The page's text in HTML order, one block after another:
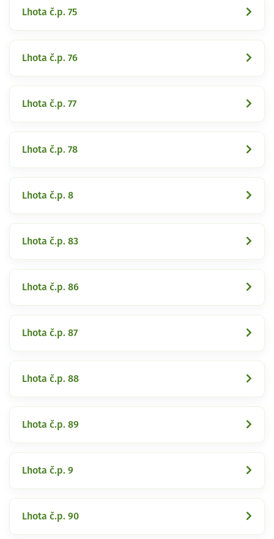
Lhota č.p. 75
Lhota č.p. 76
Lhota č.p. 77
Lhota č.p. 78
Lhota č.p. 8
Lhota č.p. 83
Lhota č.p. 86
Lhota č.p. 87
Lhota č.p. 88
Lhota č.p. 89
Lhota č.p. 9
Lhota č.p. 90